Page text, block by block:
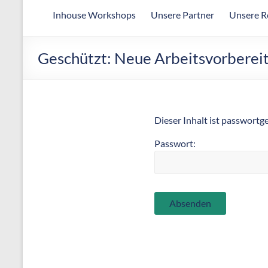
Inhouse Workshops Unsere Partner Unsere
Geschützt: Neue
Dieser Inhalt ist
Passwort: